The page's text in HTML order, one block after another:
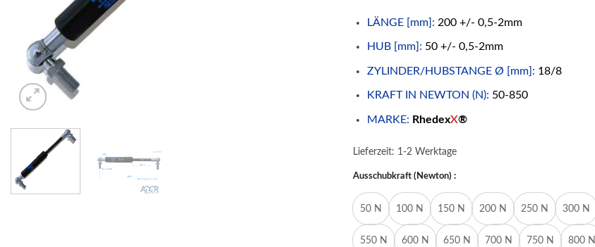
LÄNGE [mm]: 200 +/- 0,5-2mm
HUB [mm]: 50 +/- 0,5-2mm
ZYLINDER/HUBSTANGE Ø [mm]: 18/8
KRAFT IN NEWTON (N): 50-850
MARKE: RhedexX®
Lieferzeit: 1-2 Werktage
Ausschubkraft (Newton) :
50 N 100 N 150 N 200 N 250 N 300 N
550 N 600 N 650 N 700 N 750 N 800 N